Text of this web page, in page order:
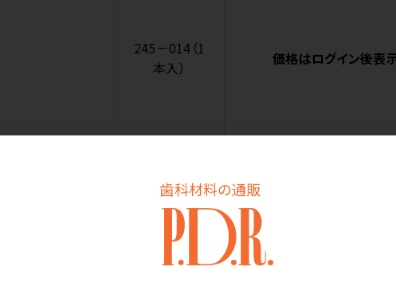
歯科材料の通販
245－014（1
本入）
価格はログイン後表
本入）